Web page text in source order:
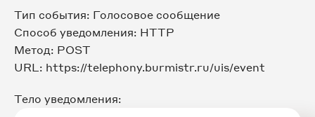
Тип события: Голосовое сообщение
Способ уведомления: HTTP
Метод: POST
URL: https://telephony.burmistr.ru/uis/event
Тело уведомления: